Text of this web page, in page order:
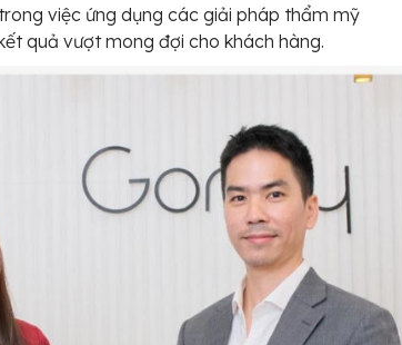
việc ứng dụng các giải pháp thẩm mỹ
quả vượt mong đợi cho khách hàng.